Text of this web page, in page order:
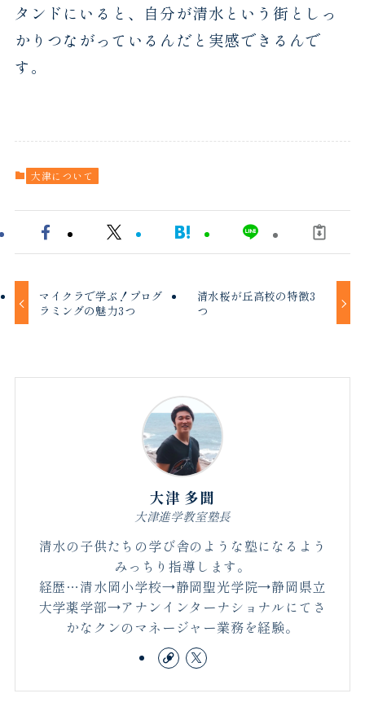
タンドにいると、自分が清水という街としっ
かりつながっているんだと実感できるんで
す。
大津について
マイクラで学ぶ！プログ
ラミングの魅力3つ
清水桜が丘高校の特徴3
つ
大津 多聞
大津進学教室塾長
清水の子供たちの学び舎のような塾になるよう
みっちり指導します。
経歴…清水岡小学校→静岡聖光学院→静岡県立
大学薬学部→アナンインターナショナルにてさ
かなクンのマネージャー業務を経験。